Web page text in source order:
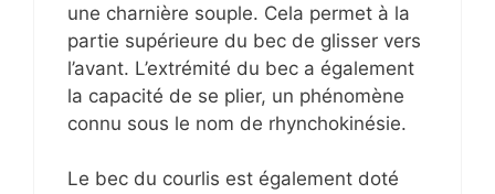
une charnière souple. Cela permet à la
partie supérieure du bec de glisser vers
l’avant. L’extrémité du bec a également
la capacité de se plier, un phénomène
connu sous le nom de rhynchokinésie.
Le bec du courlis est également doté